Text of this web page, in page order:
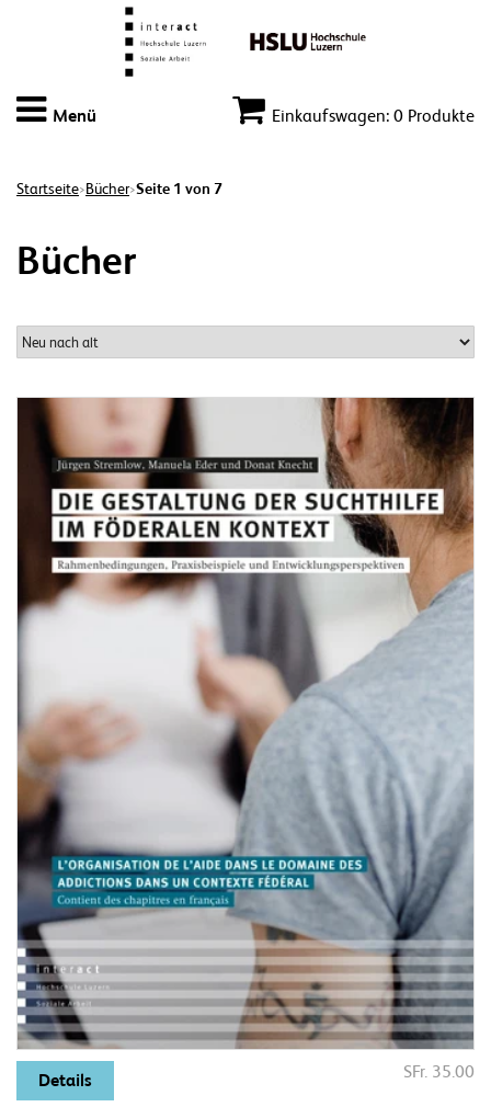
Menü Einkaufswagen: 0 Produkte
Startseite>Bücher>Seite 1 von 7
Bücher
Details SFr. 35.00